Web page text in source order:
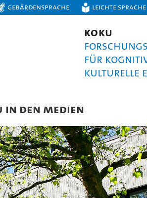
Gebärdensprache Leichte Sprache
KOKU
für
kulturelle
IN DEN MEDIEN